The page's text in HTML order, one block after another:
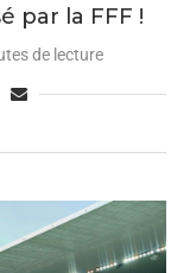
par la FFF !
de lecture